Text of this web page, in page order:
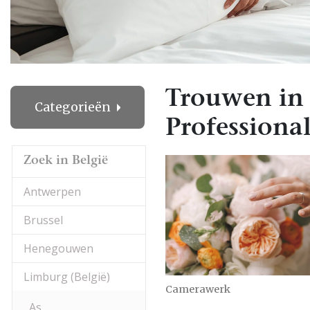
Categorieën
Zoek in België
Antwerpen
Brussel
Henegouwen
Limburg (België)
Trouwen
Camerawerk